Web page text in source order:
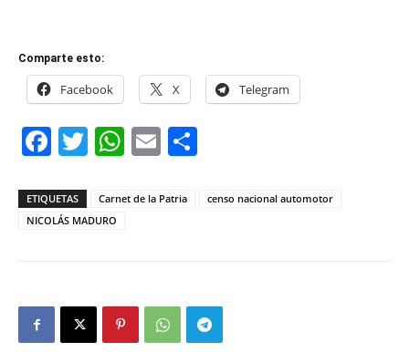
Comparte esto:
Facebook X Telegram
Facebook
Twitter
WhatsApp
Email
ETIQUETAS Carnet de la Patria
censo nacional automotor
NICOLÁS MADURO